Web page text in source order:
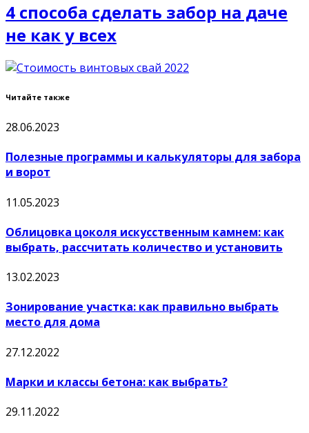
4 способа сделать забор на даче
не как у всех
Читайте также
28.06.2023
Полезные программы и калькуляторы для забора
и ворот
11.05.2023
Облицовка цоколя искусственным камнем: как
выбрать, рассчитать количество и установить
13.02.2023
Зонирование участка: как правильно выбрать
место для дома
27.12.2022
Марки и классы бетона: как выбрать?
29.11.2022